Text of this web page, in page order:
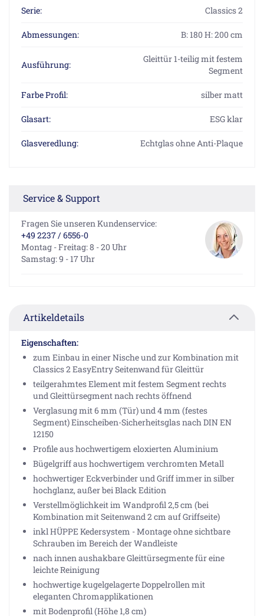
Serie: Classics 2
Abmessungen: B: 180 H: 200 cm
Ausführung:
Gleittür 1-teilig mit festem
Segment
Farbe Profil: silber matt
Glasart: ESG klar
Glasveredlung: Echtglas ohne Anti-Plaque
Service & Support
Fragen Sie unseren Kundenservice:
+49 2237 / 6556-0
Montag - Freitag: 8 - 20 Uhr
Samstag: 9 - 17 Uhr
Artikeldetails
Eigenschaften:
zum Einbau in einer Nische und zur Kombination mit
Classics 2 EasyEntry Seitenwand für Gleittür
teilgerahmtes Element mit festem Segment rechts
und Gleittürsegment nach rechts öffnend
Verglasung mit 6 mm (Tür) und 4 mm (festes
Segment) Einscheiben-Sicherheitsglas nach DIN EN
12150
Profile aus hochwertigem eloxierten Aluminium
Bügelgriff aus hochwertigem verchromten Metall
hochwertiger Eckverbinder und Griff immer in silber
hochglanz, außer bei Black Edition
Verstellmöglichkeit im Wandprofil 2,5 cm (bei
Kombination mit Seitenwand 2 cm auf Griffseite)
inkl HÜPPE Kedersystem - Montage ohne sichtbare
Schrauben im Bereich der Wandleiste
nach innen aushakbare Gleittürsegmente für eine
leichte Reinigung
hochwertige kugelgelagerte Doppelrollen mit
eleganten Chromapplikationen
mit Bodenprofil (Höhe 1,8 cm)